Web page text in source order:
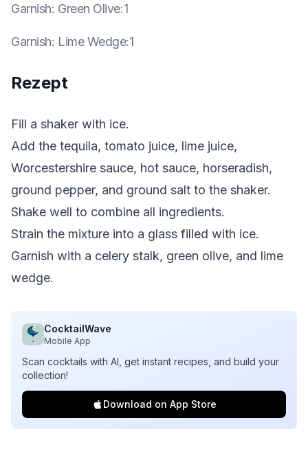
Garnish: Green Olive:1
Garnish: Lime Wedge:1
Rezept
Fill a shaker with ice.
Add the tequila, tomato juice, lime juice,
Worcestershire sauce, hot sauce, horseradish,
ground pepper, and ground salt to the shaker.
Shake well to combine all ingredients.
Strain the mixture into a glass filled with ice.
Garnish with a celery stalk, green olive, and lime
wedge.
CocktailWave
Mobile App
Scan cocktails with AI, get instant recipes, and build your
collection!
Download on App Store